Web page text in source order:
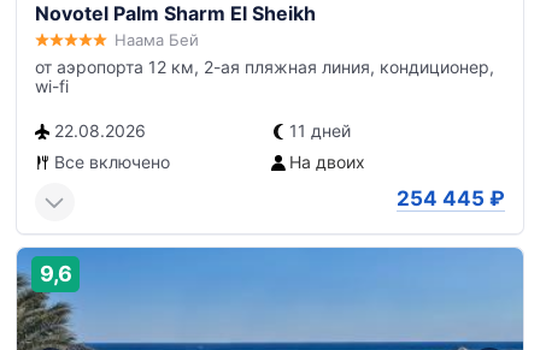
Novotel Palm Sharm El Sheikh
Наама Бей
от аэропорта 12 км, 2-ая пляжная линия, кондиционер,
wi-fi
22.08.2026
11 дней
Все включено
На двоих
254 445 ₽
9,6